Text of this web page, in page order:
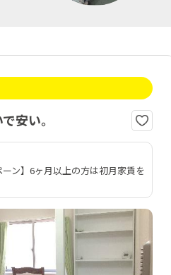
安い。
ーン】6ヶ月以上の方は初月家賃を